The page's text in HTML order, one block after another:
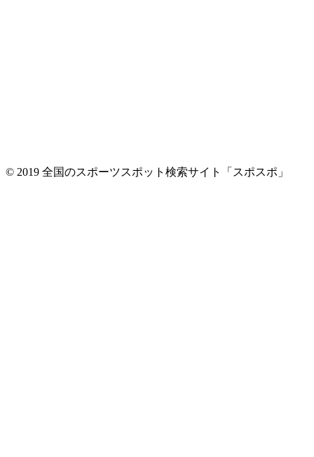
© 2019 全国のスポーツスポット検索サイト「スポスポ」